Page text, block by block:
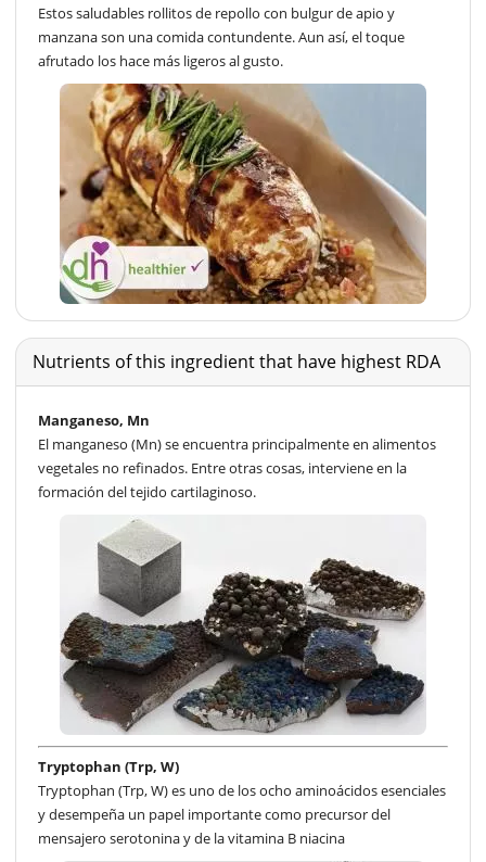
Estos saludables rollitos de repollo con bulgur de apio y
manzana son una comida contundente. Aun así, el toque
afrutado los hace más ligeros al gusto.
Nutrients of this ingredient that have highest RDA
Manganeso, Mn
El manganeso (Mn) se encuentra principalmente en alimentos
vegetales no refinados. Entre otras cosas, interviene en la
formación del tejido cartilaginoso.
Tryptophan (Trp, W)
Tryptophan (Trp, W) es uno de los ocho aminoácidos esenciales
y desempeña un papel importante como precursor del
mensajero serotonina y de la vitamina B niacina